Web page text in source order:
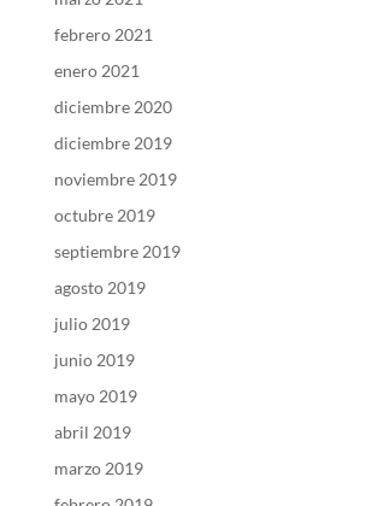
febrero 2021
enero 2021
diciembre 2020
diciembre 2019
noviembre 2019
octubre 2019
septiembre 2019
agosto 2019
julio 2019
junio 2019
mayo 2019
abril 2019
marzo 2019